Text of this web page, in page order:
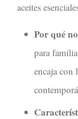
aceites
Por qué
para
encaja con